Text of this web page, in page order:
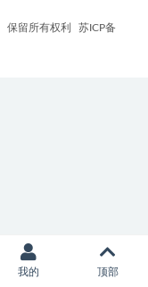
保留所有权利
苏ICP备
我的 顶部